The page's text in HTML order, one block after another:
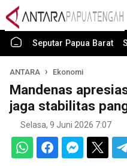
Seputar Papua Barat
ANTARA Ekonomi
Mandenas
jaga stabilitas
Selasa, 9 Juni 2026 7:07